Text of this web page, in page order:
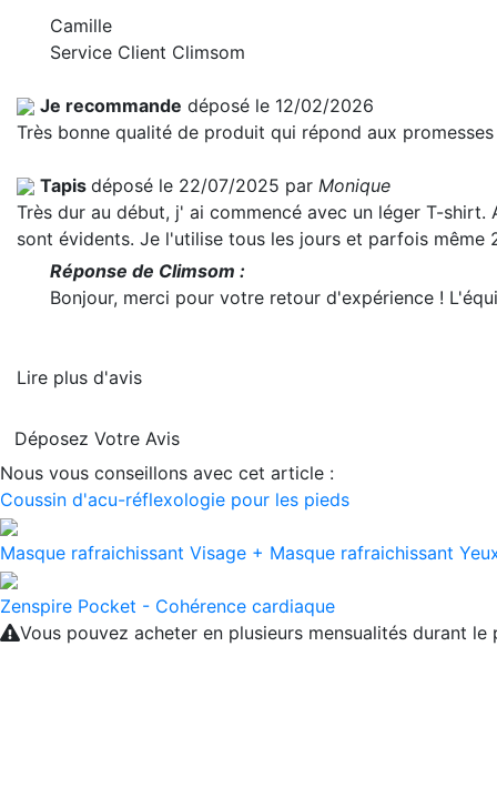
Camille
Service Client Climsom
Je recommande déposé le 12/02/2026
Très bonne qualité de produit qui répond aux
Tapis déposé le 22/07/2025 par Monique
Très dur au début, j' ai commencé avec un léger T-
sont évidents. Je l'utilise tous les jours et parfois même
Réponse de Climsom :
Bonjour, merci pour votre retour d'expérience !
Lire plus d'avis
Déposez Votre Avis
Nous vous conseillons avec cet article :
Coussin d'acu-réflexologie pour les pieds
Masque rafraichissant Visage + Masque rafraichissant
Zenspire Pocket - Cohérence cardiaque
Vous pouvez acheter en plusieurs mensualités durant le